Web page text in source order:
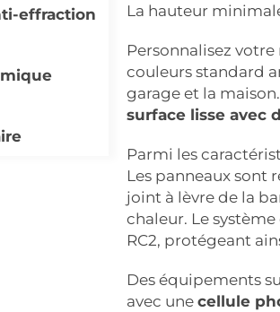
effraction
La hauteur
Personnalisez
couleurs standard
garage et la
surface lisse avec
Parmi les
Les panneaux sont
joint à lèvre de la
chaleur. Le
RC2, protégeant
Des équipements
avec une cellule